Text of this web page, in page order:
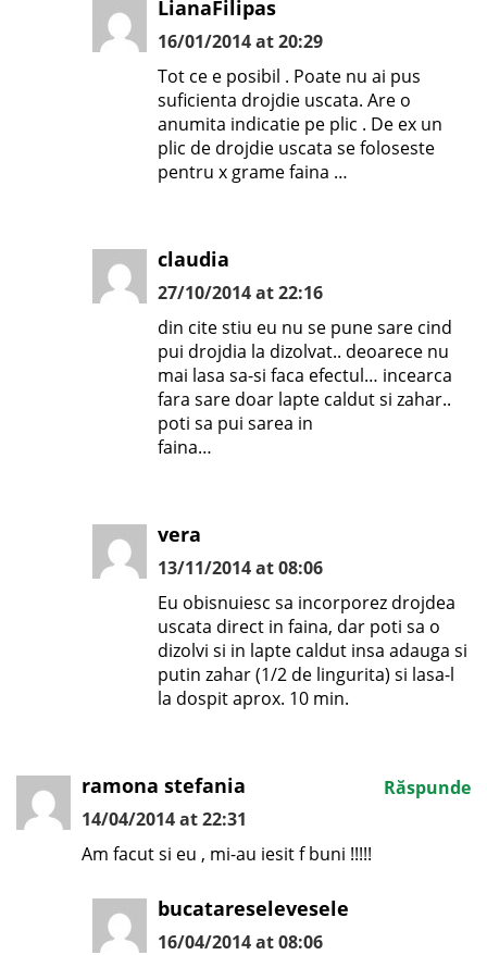
LianaFilipas
16/01/2014 at 20:29
Tot ce e posibil . Poate nu ai pus
suficienta drojdie uscata. Are o
anumita indicatie pe plic . De ex un
plic de drojdie uscata se foloseste
pentru x grame faina …
claudia
27/10/2014 at 22:16
din cite stiu eu nu se pune sare cind
pui drojdia la dizolvat.. deoarece nu
mai lasa sa-si faca efectul… incearca
fara sare doar lapte caldut si zahar..
poti sa pui sarea in
faina…
vera
13/11/2014 at 08:06
Eu obisnuiesc sa incorporez drojdea
uscata direct in faina, dar poti sa o
dizolvi si in lapte caldut insa adauga si
putin zahar (1/2 de lingurita) si lasa-l
la dospit aprox. 10 min.
ramona stefania
14/04/2014 at 22:31
Am facut si eu , mi-au iesit f buni !!!!!
Răspunde
bucatareselevesele
16/04/2014 at 08:06